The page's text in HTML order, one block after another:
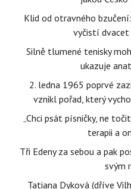
Klid od otravného
vyčistí
Silně tlumené tenisky
ukazuje
2. ledna 1965 poprvé
vznikl pořad, který
„Chci psát písničky, ne
terapii a
Tři Edeny za sebou a pak
svým
Tatiana Dyková (dříve